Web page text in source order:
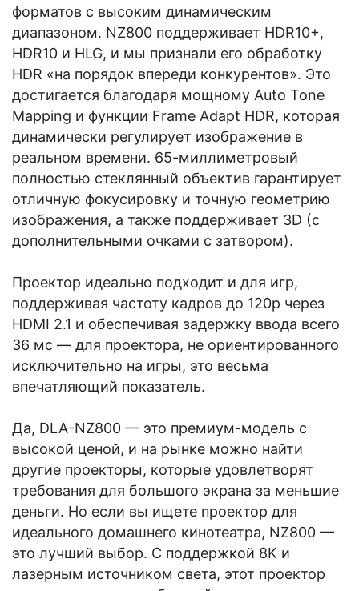
форматов с высоким динамическим
диапазоном. NZ800 поддерживает HDR10+,
HDR10 и HLG, и мы признали его обработку
HDR «на порядок впереди конкурентов». Это
достигается благодаря мощному Auto Tone
Mapping и функции Frame Adapt HDR, которая
динамически регулирует изображение в
реальном времени. 65-миллиметровый
полностью стеклянный объектив гарантирует
отличную фокусировку и точную геометрию
изображения, а также поддерживает 3D (с
дополнительными очками с затвором).
Проектор идеально подходит и для игр,
поддерживая частоту кадров до 120p через
HDMI 2.1 и обеспечивая задержку ввода всего
36 мс — для проектора, не ориентированного
исключительно на игры, это весьма
впечатляющий показатель.
Да, DLA-NZ800 — это премиум-модель с
высокой ценой, и на рынке можно найти
другие проекторы, которые удовлетворят
требования для большого экрана за меньшие
деньги. Но если вы ищете проектор для
идеального домашнего кинотеатра, NZ800 —
это лучший выбор. С поддержкой 8K и
лазерным источником света, этот проектор